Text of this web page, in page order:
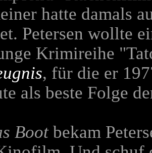
hatte damals
Petersen wollte
Krimireihe
, für die er
als beste Folge
Bootbekam